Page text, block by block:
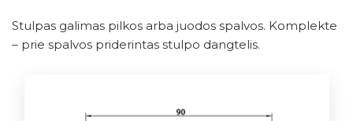
Stulpas galimas pilkos arba juodos spalvos. Komplekte
– prie spalvos priderintas stulpo dangtelis.